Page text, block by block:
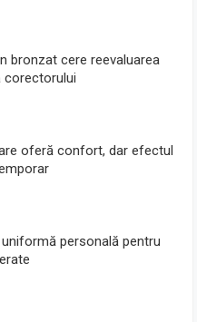
bronzat cere reevaluarea
corectorului
oferă confort, dar efectul
personală pentru